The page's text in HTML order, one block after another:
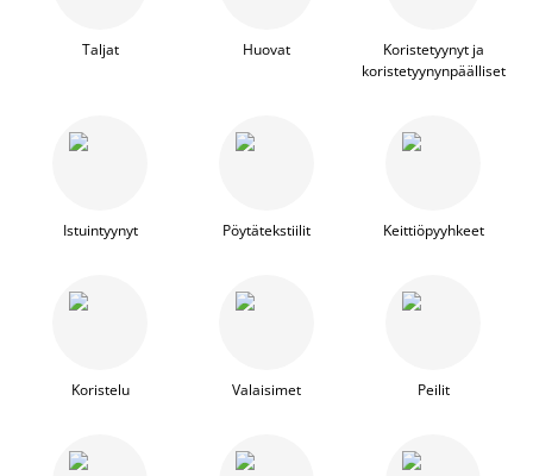
Taljat Huovat
Koristetyynyt ja
koristetyynynpäälliset
Istuintyynyt Pöytätekstiilit Keittiöpyyhkeet
Koristelu Valaisimet Peilit